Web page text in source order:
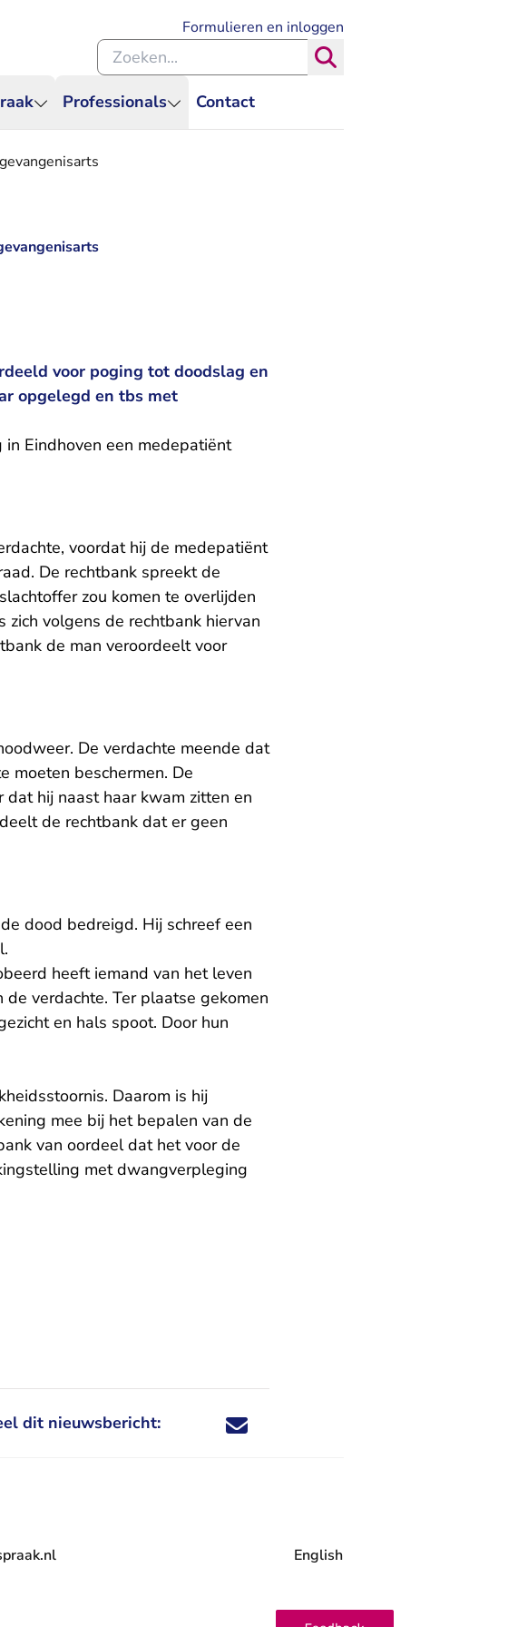
Professionals Contact
Formulieren en inloggen
Zoeken binnen de Rechtspraak
voor poging tot doodslag en
opgelegd en tbs met
Eindhoven een medepatiënt
voordat hij de medepatiënt
De rechtbank spreekt de
zou komen te overlijden
zich volgens de rechtbank hiervan
de man veroordeelt voor
De verdachte meende dat
moeten beschermen. De
hij naast haar kwam zitten en
de rechtbank dat er geen
dood bedreigd. Hij schreef een
heeft iemand van het leven
verdachte. Ter plaatse gekomen
en hals spoot. Door hun
Daarom is hij
mee bij het bepalen van de
van oordeel dat het voor de
met dwangverpleging
dit nieuwsbericht: Deel dit nieuwsbericht via X - U verlaat
Deel dit nieuwsbericht via Facebook - U
Deel dit nieuwsbericht via e-mail
Deel dit nieuwsbericht via LinkedIn - U
English